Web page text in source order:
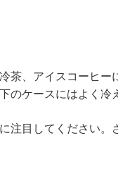
茶、アイスコーヒー
のケースにはよく冷
注目してください。